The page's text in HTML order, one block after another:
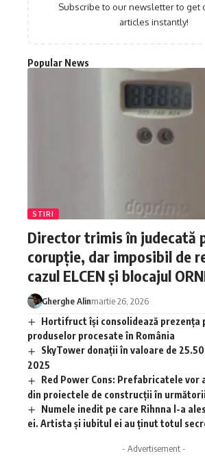
Subscribe to our newsletter to get
articles instantly!
Popular News
STIRI
Director trimis în judecată
corupție, dar imposibil de
cazul ELCEN și blocajul
Gherghe Alinmartie 26, 2026
Hortifruct își consolidează prezența
produselor procesate în România
SkyTower donații în valoare de
2025
Red Power Cons: Prefabricatele vor
din proiectele de construcții în
Numele inedit pe care Rihnna l-a
ei. Artista și iubitul ei au ținut totul
- Advertisement -